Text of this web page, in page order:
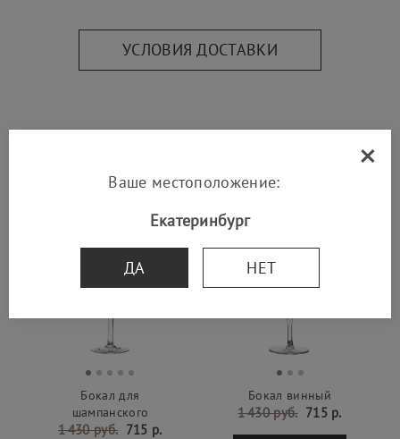
УСЛОВИЯ ДОСТАВКИ
Дополнительно
Бокал для
шампанского
1 430 руб. 715 р.
SALE -50%
Бокал винный
1 430 руб. 715 р.
×
Ваше местоположение:
Екатеринбург
ДА НЕТ